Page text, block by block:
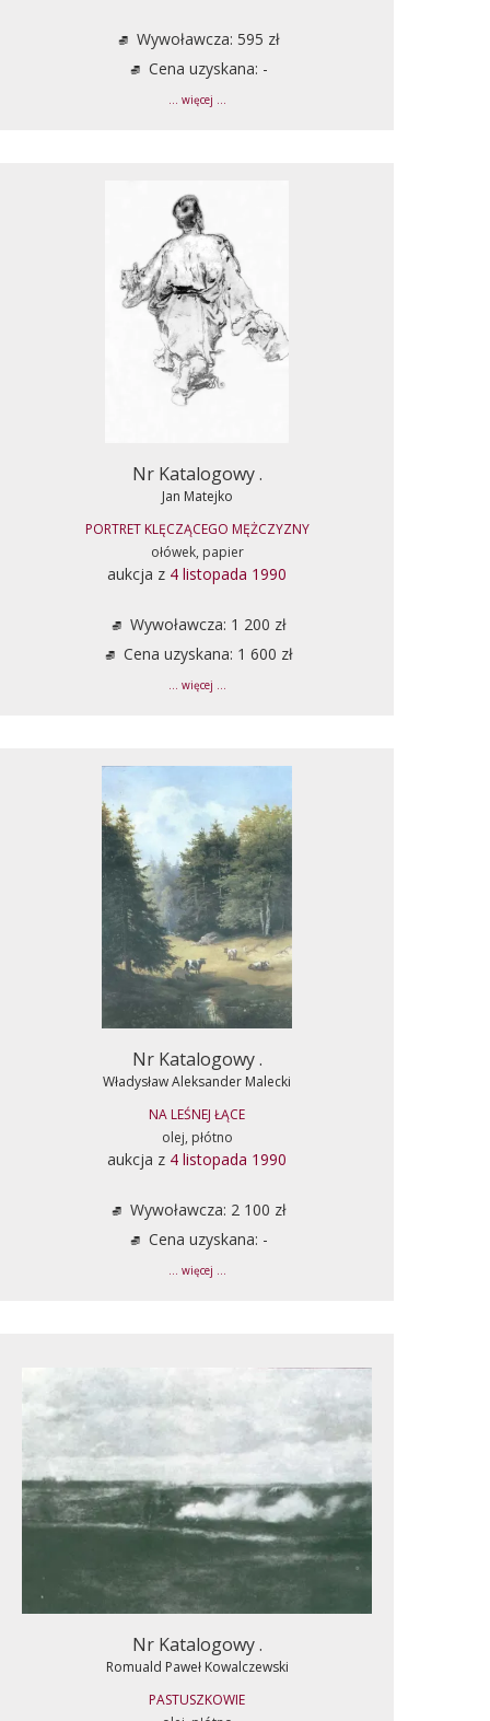
Wywoławcza: 595 zł
Cena uzyskana: -
... więcej ...
Nr Katalogowy .
Jan Matejko
PORTRET KLĘCZĄCEGO MĘŻCZYZNY
ołówek, papier
aukcja z 4 listopada 1990
Wywoławcza: 1 200 zł
Cena uzyskana: 1 600 zł
... więcej ...
Nr Katalogowy .
Władysław Aleksander Malecki
NA LEŚNEJ ŁĄCE
olej, płótno
aukcja z 4 listopada 1990
Wywoławcza: 2 100 zł
Cena uzyskana: -
... więcej ...
Nr Katalogowy .
Romuald Paweł Kowalczewski
PASTUSZKOWIE